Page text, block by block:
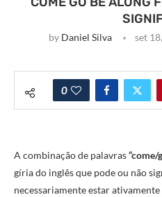
by Daniel Silva set
0
A combinação de palavras“come/
gíria do inglês que pode ou não
necessariamente estar